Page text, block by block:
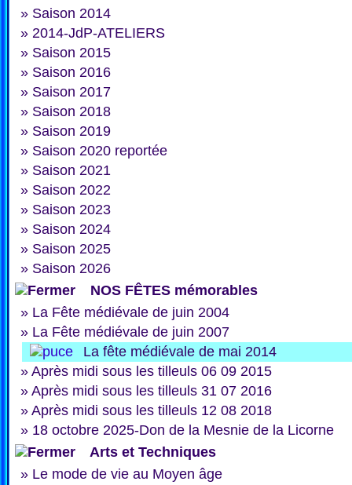
» Saison 2014
» 2014-JdP-ATELIERS
» Saison 2015
» Saison 2016
» Saison 2017
» Saison 2018
» Saison 2019
» Saison 2020 reportée
» Saison 2021
» Saison 2022
» Saison 2023
» Saison 2024
» Saison 2025
» Saison 2026
NOS FÊTES mémorables
» La Fête médiévale de juin 2004
» La Fête médiévale de juin 2007
La fête médiévale de mai 2014
» Après midi sous les tilleuls 06 09 2015
» Après midi sous les tilleuls 31 07 2016
» Après midi sous les tilleuls 12 08 2018
» 18 octobre 2025-Don de la Mesnie de la Licorne
Arts et Techniques
» Le mode de vie au Moyen âge